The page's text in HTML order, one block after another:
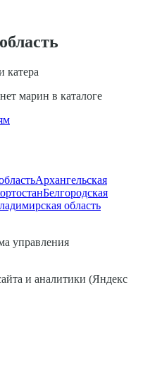
катера
марин в каталоге
Архангельская
Белгородская
область
и аналитики (Яндекс